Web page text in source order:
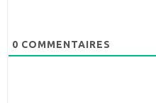
0 COMMENTAIRES